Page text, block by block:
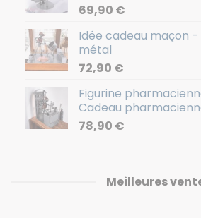
69,90 €
Idée cadeau maçon
métal
72,90 €
Figurine
Cadeau
78,90 €
Meilleures